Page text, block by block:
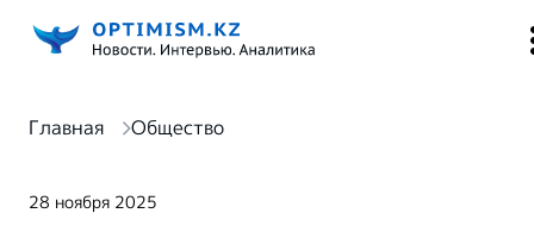
Главная Общество
28 ноября 2025